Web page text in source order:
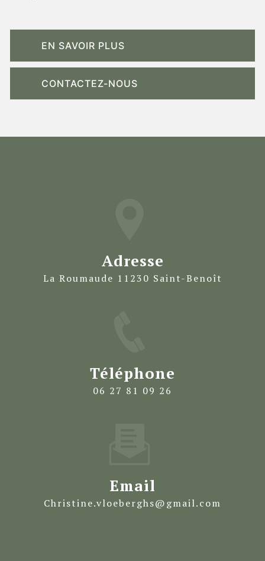
EN SAVOIR PLUS
CONTACTEZ-NOUS
Adresse
La Roumaude 11230 Saint-Benoît
Téléphone
06 27 81 09 26
Email
christine.vloeberghs@gmail.com